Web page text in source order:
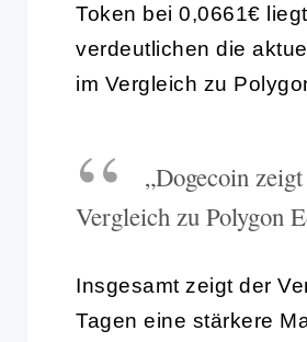
Token bei 0,0661€
verdeutlichen die
im Vergleich zu
„Dogecoin
Vergleich zu Polygon
Insgesamt zeigt der
Tagen eine stärkere